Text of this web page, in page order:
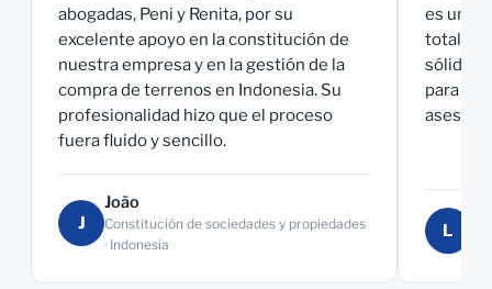
abogadas, Peni y Renita, por su
excelente apoyo en la constitución de
nuestra empresa y en la gestión de la
compra de terrenos en Indonesia. Su
profesionalidad hizo que el proceso
fuera fluido y sencillo.
J
João
Constitución de sociedades y propiedades
· Indonesia
es un
total
sólido y
para un
L